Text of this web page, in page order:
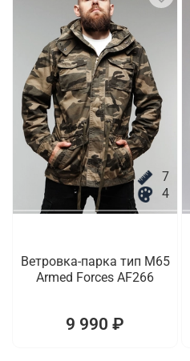
7
4
Ветровка-парка тип M65
Armed Forces AF266
9 990 ₽